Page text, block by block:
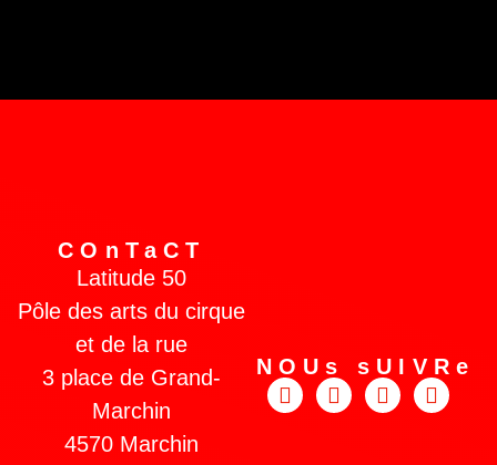
COnTaCT
Latitude 50
Pôle des arts du cirque
et de la rue
3 place de Grand-
Marchin
4570 Marchin
NOUs sUIVRe